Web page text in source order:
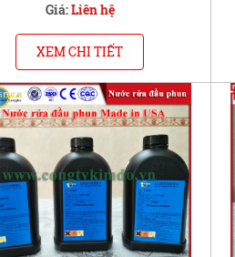
Giá:Liên hệ
XEM CHI TIẾT